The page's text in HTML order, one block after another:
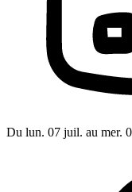
Du lun. 07 juil. au mer.